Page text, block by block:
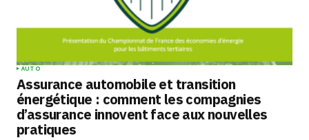
AUTO
Assurance automobile et transition
énergétique : comment les compagnies
d’assurance innovent face aux nouvelles
pratiques